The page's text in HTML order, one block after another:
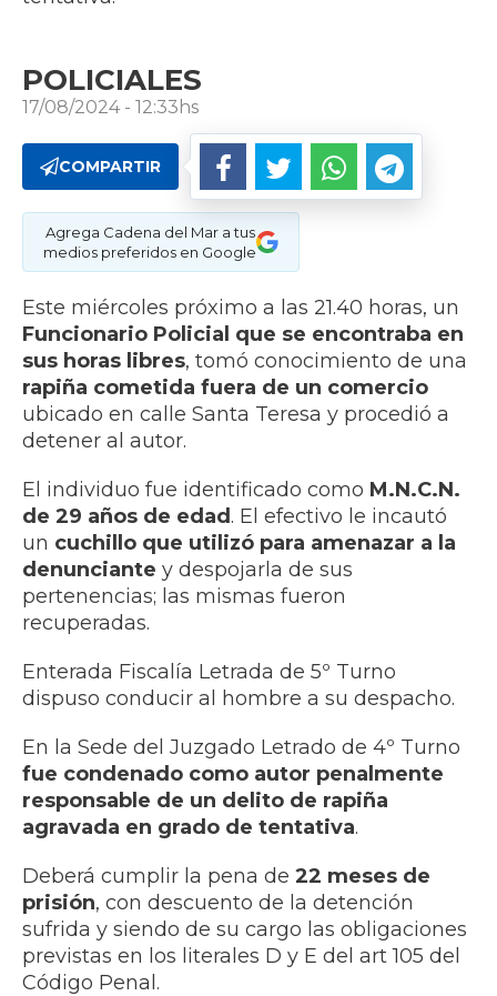
POLICIALES
17/08/2024 - 12:33hs
COMPARTIR
Agrega Cadena del Mar a tus
medios preferidos en Google
Este miércoles próximo a las 21.40 horas, un
Funcionario Policial que se encontraba en
sus horas libres, tomó conocimiento de una
rapiña cometida fuera de un comercio
ubicado en calle Santa Teresa y procedió a
detener al autor.
El individuo fue identificado como M.N.C.N.
de 29 años de edad. El efectivo le incautó
un cuchillo que utilizó para amenazar a la
denunciante y despojarla de sus
pertenencias; las mismas fueron
recuperadas.
Enterada Fiscalía Letrada de 5º Turno
dispuso conducir al hombre a su despacho.
En la Sede del Juzgado Letrado de 4º Turno
fue condenado como autor penalmente
responsable de un delito de rapiña
agravada en grado de tentativa.
Deberá cumplir la pena de 22 meses de
prisión, con descuento de la detención
sufrida y siendo de su cargo las obligaciones
previstas en los literales D y E del art 105 del
Código Penal.